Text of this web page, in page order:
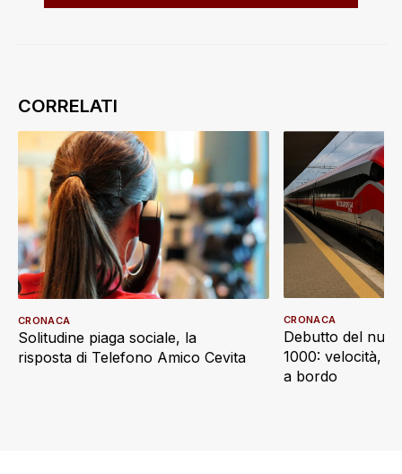
Solitudine piaga sociale, la
risposta di Telefono Amico Cevita
CRONACA
Debutto del
1000: velocità,
a bordo
CRONACA